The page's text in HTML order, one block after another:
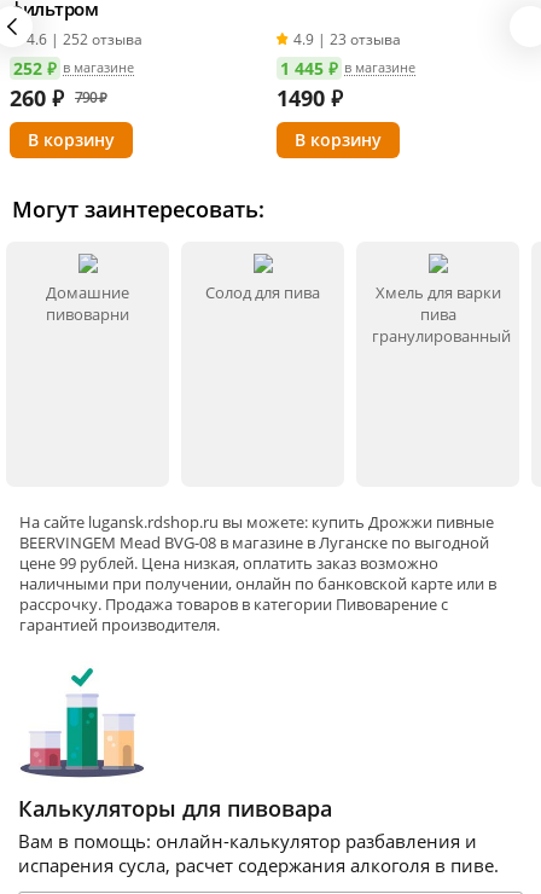
фильтром
4.6 | 252 отзыва
252 ₽ в магазине
260 ₽ 790 ₽
4.9 | 23 отзыва
1 445 ₽ в магазине
1490 ₽
Могут заинтересовать:
Домашние
пивоварни
Солод для пива
Хмель для варки
пива
гранулированный
На сайте lugansk.rdshop.ru вы можете: купить Дрожжи пивные
BEERVINGEM Mead BVG-08 в магазине в Луганске по выгодной
цене 99 рублей. Цена низкая, оплатить заказ возможно
наличными при получении, онлайн по банковской карте или в
рассрочку. Продажа товаров в категории Пивоварениес
гарантией производителя.
Калькуляторы для пивовара
Вам в помощь: онлайн-калькулятор разбавления и
испарения сусла, расчет содержания алкоголя в пиве.